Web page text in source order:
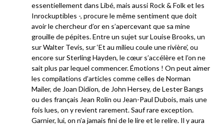
essentiellement dans Libé, mais aussi Rock & Folk et les
Inrockuptibles -, procure le même sentiment que doit
avoir le chercheur d’or en s’apercevant que sa mine
grouille de pépites. Entre un sujet sur Louise Brooks, un
sur Walter Tevis, sur ‘Et au milieu coule une rivière’, ou
encore sur Sterling Hayden, le cœur s’accélère et l’on ne
sait plus par lequel commencer. Émotions ! On peut aimer
les compilations d’articles comme celles de Norman
Mailer, de Joan Didion, de John Hersey, de Lester Bangs
ou des français Jean Rolin ou Jean-Paul Dubois, mais une
fois lues, on y revient rarement. Sauf rare exception.
Garnier, lui, on n’a jamais fini de le lire et le relire. Il y aura